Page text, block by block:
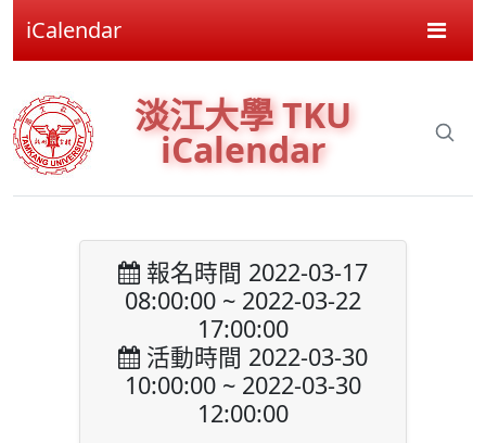
iCalendar
淡江大學 TKU
iCalendar
報名時間 2022-03-17
08:00:00 ~ 2022-03-22
17:00:00
活動時間 2022-03-30
10:00:00 ~ 2022-03-30
12:00:00